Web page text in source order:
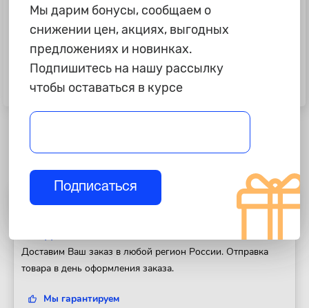
199 ₽
Рамка под номер "Haval", рельеф,
серебро
199 ₽
Рамка под номер "Toyota",
рельеф, серебро
Полезная информация
Доставим Ваш заказ в любой регион России. Отправка
товара в день оформления заказа.
Мы гарантируем
Мы дарим бонусы, сообщаем о
снижении цен, акциях, выгодных
предложениях и новинках.
Подпишитесь на нашу рассылку
чтобы оставаться в курсе
Подписаться